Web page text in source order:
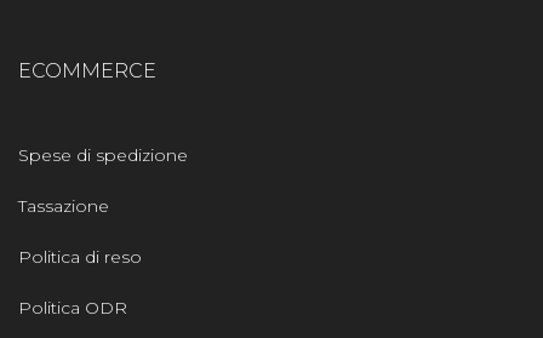
ECOMMERCE
Spese di spedizione
Tassazione
Politica di reso
Politica ODR